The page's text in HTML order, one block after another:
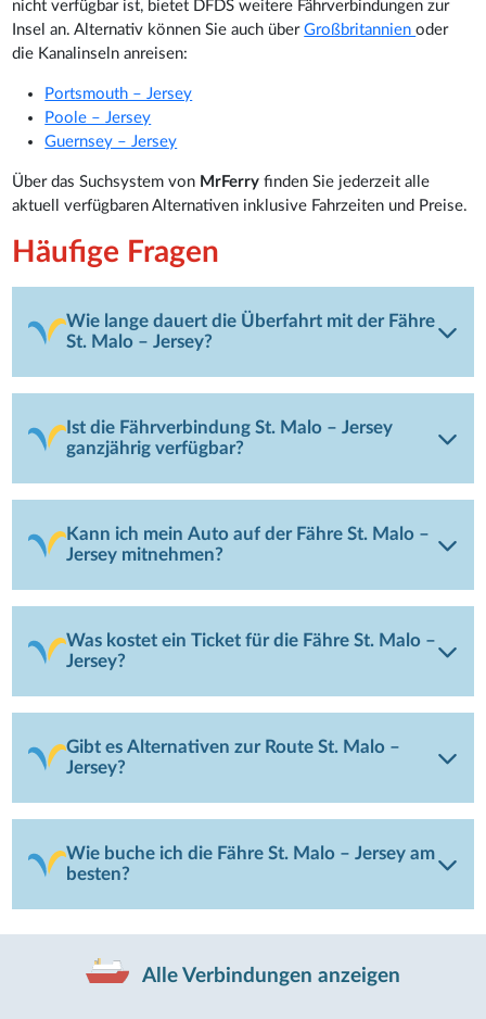
nicht verfügbar ist, bietet DFDS weitere Fährverbindungen zur
Insel an. Alternativ können Sie auch überGroßbritannienoder
die Kanalinseln anreisen:
Portsmouth – Jersey
Poole – Jersey
Guernsey – Jersey
Über das Suchsystem von MrFerry finden Sie jederzeit alle
aktuell verfügbaren Alternativen inklusive Fahrzeiten und Preise.
Häufige Fragen
Wie lange dauert die Überfahrt mit der Fähre
St. Malo – Jersey?
Ist die Fährverbindung St. Malo – Jersey
ganzjährig verfügbar?
Kann ich mein Auto auf der Fähre St. Malo –
Jersey mitnehmen?
Was kostet ein Ticket für die Fähre St. Malo –
Jersey?
Gibt es Alternativen zur Route St. Malo –
Jersey?
Wie buche ich die Fähre St. Malo – Jersey am
besten?
Alle Verbindungen anzeigen